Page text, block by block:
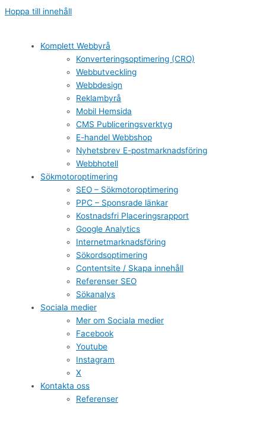
Hoppa till innehåll
Komplett Webbyrå
Konverteringsoptimering (CRO)
Webbutveckling
Webbdesign
Reklambyrå
Mobil Hemsida
CMS Publiceringsverktyg
E-handel Webbshop
Nyhetsbrev E-postmarknadsföring
Webbhotell
Sökmotoroptimering
SEO – Sökmotoroptimering
PPC – Sponsrade länkar
Kostnadsfri Placeringsrapport
Google Analytics
Internetmarknadsföring
Sökordsoptimering
Contentsite / Skapa innehåll
Referenser SEO
Sökanalys
Sociala medier
Mer om Sociala medier
Facebook
Youtube
Instagram
X
Kontakta oss
Referenser